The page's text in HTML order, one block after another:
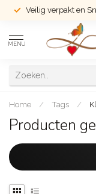
Veilig verpakt en
MENU
Home / Tags /
Producten